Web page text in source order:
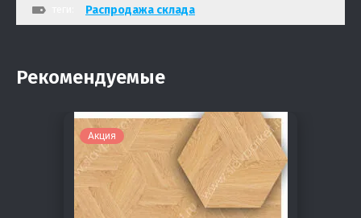
Распродажа склада
Рекомендуемые
Акция